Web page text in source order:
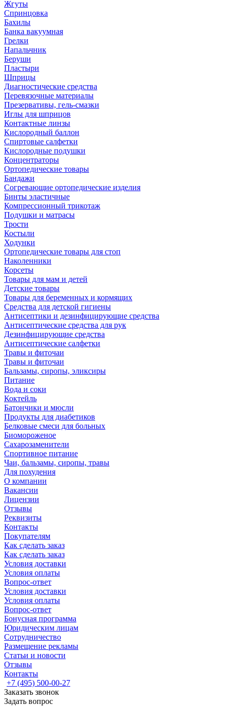
Жгуты
Спринцовка
Бахилы
Банка вакуумная
Грелки
Напальчник
Беруши
Пластыри
Шприцы
Диагностические средства
Перевязочные материалы
Презервативы, гель-смазки
Иглы для шприцов
Контактные линзы
Кислородный баллон
Спиртовые салфетки
Кислородные подушки
Концентраторы
Ортопедические товары
Бандажи
Согревающие ортопедические изделия
Бинты эластичные
Компрессионный трикотаж
Подушки и матрасы
Трости
Костыли
Ходунки
Ортопедические товары для стоп
Наколенники
Корсеты
Товары для мам и детей
Детские товары
Товары для беременных и кормящих
Средства для детской гигиены
Антисептики и дезинфицирующие средства
Антисептические средства для рук
Дезинфицирующие средства
Антисептические салфетки
Травы и фиточаи
Травы и фиточаи
Бальзамы, сиропы, эликсиры
Питание
Вода и соки
Коктейль
Батончики и мюсли
Продукты для диабетиков
Белковые смеси для больных
Биомороженое
Сахарозаменители
Спортивное питание
Чаи, бальзамы, сиропы, травы
Для похудения
О компании
Вакансии
Лицензии
Отзывы
Реквизиты
Контакты
Покупателям
Как сделать заказ
Как сделать заказ
Условия доставки
Условия оплаты
Вопрос-ответ
Условия доставки
Условия оплаты
Вопрос-ответ
Бонусная программа
Юридическим лицам
Сотрудничество
Размещение рекламы
Статьи и новости
Отзывы
Контакты
+7 (495) 500-00-27
Заказать звонок
Задать вопрос